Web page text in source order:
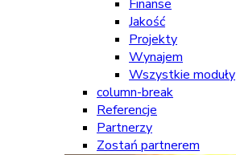
Finanse
Jakość
Projekty
Wynajem
Wszystkie moduły
column-break
Referencje
Partnerzy
Zostań partnerem